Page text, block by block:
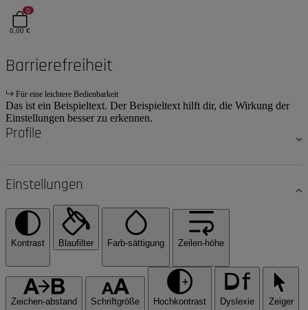
0
0,00 €
Barrierefreiheit
Für eine leichtere Bedienbarkeit
Das ist ein Beispieltext. Der Beispieltext hilft dir, die Wirkung der
Einstellungen besser zu erkennen.
Profile
Einstellungen
Kontrast Blaufilter Farb-sättigung Zeilen-höhe
Zeichen-abstand Schriftgröße Hochkontrast Dyslexie Zeiger